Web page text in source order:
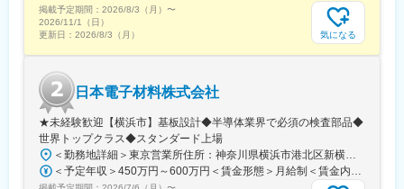
掲載予定期間： 2026/8/3（月） 〜
2026/11/1（日）
更新日： 2026/8/3（月） 気になる
日本電子材料株式会社
★未経験歓迎【横浜市】基板設計◆半導体業界で必須の検査部品◆
世界トップクラス◆スタンダード上場
＜勤務地詳細＞東京営業所住所：神奈川県横浜市港北区新横浜二丁目13番13号 TPR新横浜ビル 8階勤務地最寄駅：JR横浜線／新横浜駅受動喫煙対策：屋内全面禁煙変更の範囲：会社の定める事業所
＜予定年収＞450万円～600万円＜賃金形態＞月給制＜賃金内訳＞月額（基本給）：250,000円～300,000円＜月給＞250,000円～300,000円＜昇給有無＞有＜残業手当＞有＜給与補足＞※スキル・経験を考慮し決定いたします。■昇給：年1回（4月）■賞与：年2回（6月・12月）※5.3ヶ月分相当賃金はあくまでも目安の金額であり、選考を通じて上下する可能性があります。月給(月額)は固定手当を含めた表記です。